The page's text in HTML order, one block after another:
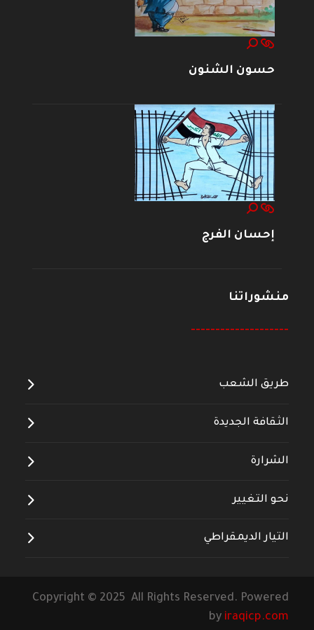
حسون الشنون
إحسان الفرج
منشوراتنا
--------------------
طريق الشعب
الثقافة الجديدة
الشرارة
نحو التغيير
التيار الديمقراطي
Copyright © 2025 All Rights Reserved. Powered
by iraqicp.com